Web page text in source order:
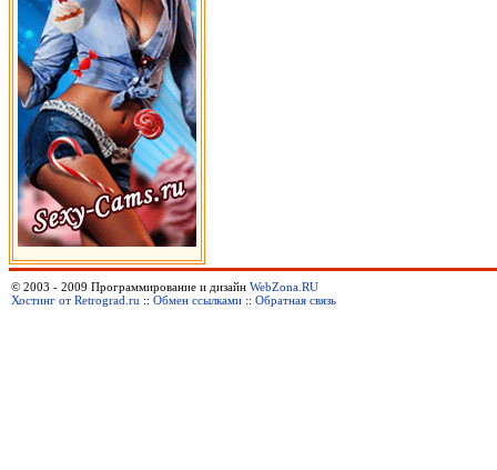
© 2003 - 2009 Программирование и дизайн WebZona.RU
Хостинг от Retrograd.ru :: Обмен ссылками :: Обратная связь